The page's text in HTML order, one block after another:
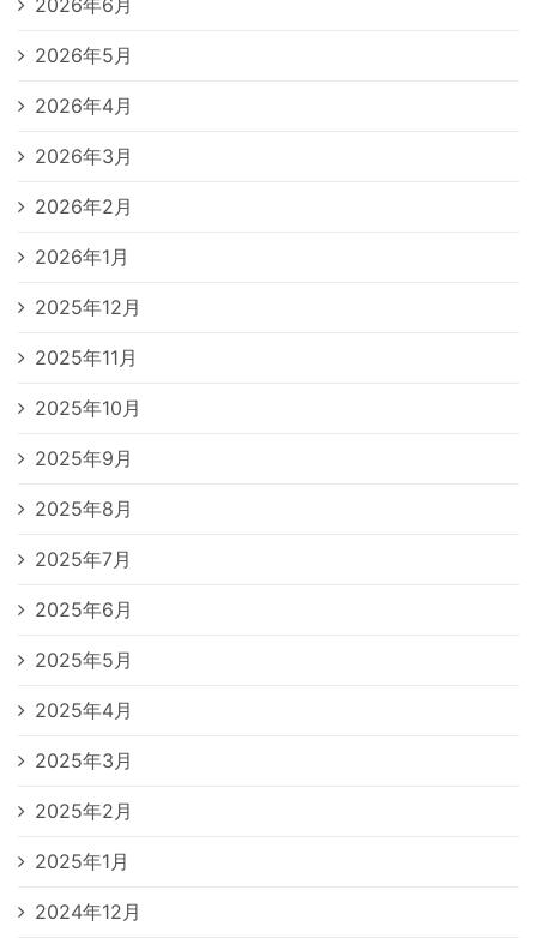
2026年6月
2026年5月
2026年4月
2026年3月
2026年2月
2026年1月
2025年12月
2025年11月
2025年10月
2025年9月
2025年8月
2025年7月
2025年6月
2025年5月
2025年4月
2025年3月
2025年2月
2025年1月
2024年12月